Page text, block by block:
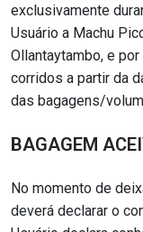
exclusivamente
Usuário a Machu
Ollantaytambo, e
corridos a partir da
das bagagens/
BAGAGEM
No momento de
deverá declarar o